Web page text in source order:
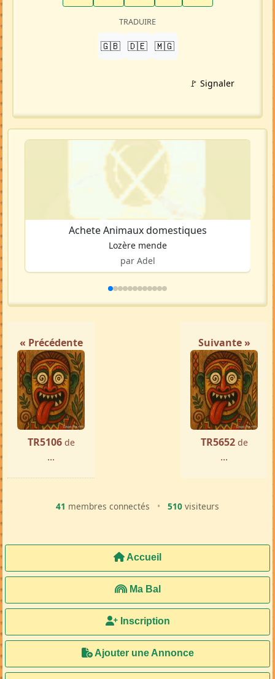
TRADUIRE
🇬🇧 🇩🇪 🇲🇬
🚩 Signaler
Achete Animaux domestiques
Lozère mende
par Adel
« Précédente
TR5106 de
...
Suivante »
TR5652 de
...
41 membres connectés • 510 visiteurs
Accueil
Ma Bal
Inscription
Ajouter une Annonce